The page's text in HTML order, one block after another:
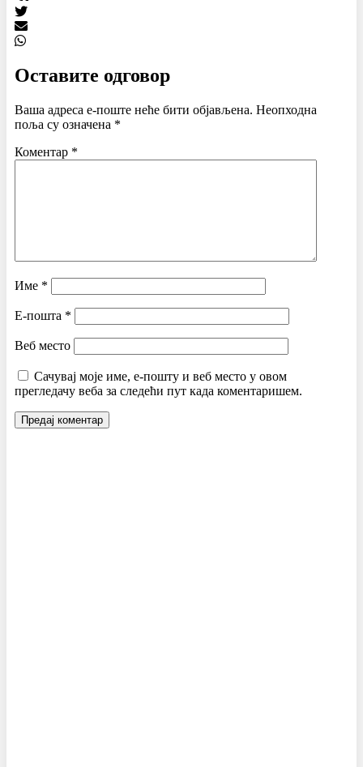
Оставите одговор
Ваша адреса е-поште неће бити објављена. Неопходна
поља су означена *
Коментар *
Име *
Е-пошта *
Веб место
Сачувај моје име, е-пошту и веб место у овом
прегледачу веба за следећи пут када коментаришем.